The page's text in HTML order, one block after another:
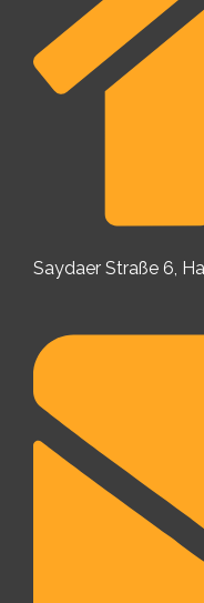
Saydaer Straße 6,